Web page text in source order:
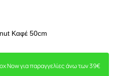
Καφέ 50cm
Now για παραγγελίες άνω των 39€